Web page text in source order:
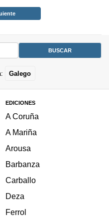
Galego
EDICIONES
A Coruña
A Mariña
Arousa
Barbanza
Carballo
Deza
Ferrol